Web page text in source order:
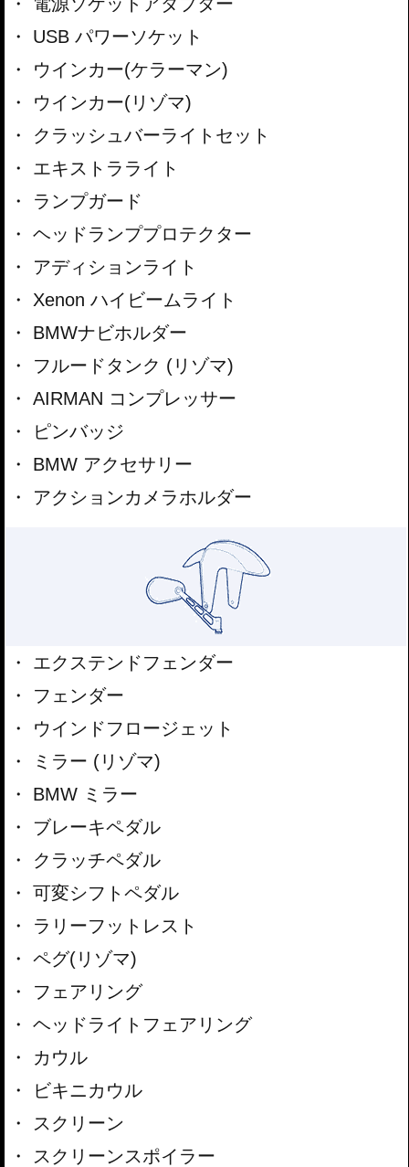
USB パワーソケット
ウインカー(ケラーマン)
ウインカー(リゾマ)
クラッシュバーライトセット
エキストラライト
ランプガード
ヘッドランププロテクター
アディションライト
Xenon ハイビームライト
BMWナビホルダー
フルードタンク (リゾマ)
AIRMAN コンプレッサー
ピンバッジ
BMW アクセサリー
アクションカメラホルダー
エクステンドフェンダー
フェンダー
ウインドフロージェット
ミラー (リゾマ)
BMW ミラー
ブレーキペダル
クラッチペダル
可変シフトペダル
ラリーフットレスト
ペグ(リゾマ)
フェアリング
ヘッドライトフェアリング
カウル
ビキニカウル
スクリーン
スクリーンスポイラー